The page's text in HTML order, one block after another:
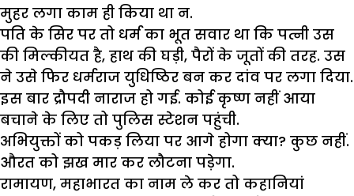
मुहर लगा काम ही किया था न.
पति के सिर पर तो धर्म का भूत सवार था कि पत्नी उस
की मिल्कीयत है, हाथ की घड़ी, पैरों के जूतों की तरह. उस
ने उसे फिर धर्मराज युधिष्ठिर बन कर दांव पर लगा दिया.
इस बार द्रौपदी नाराज हो गई. कोई कृष्ण नहीं आया
बचाने के लिए तो पुलिस स्टेशन पहुंची.
अभियुक्तों को पकड़ लिया पर आगे होगा क्या? कुछ नहीं.
औरत को झख मार कर लौटना पड़ेगा.
रामायण, महाभारत का नाम ले कर तो कहानियां